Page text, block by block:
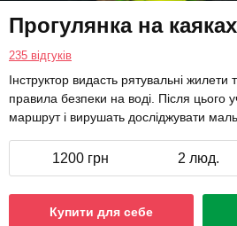
Прогулянка на
235 відгуків
Інструктор видасть рятувальні жилети
правила безпеки на воді. Після цього
маршрут і вирушать досліджувати
1200 грн 2 люд.
Купити для себе